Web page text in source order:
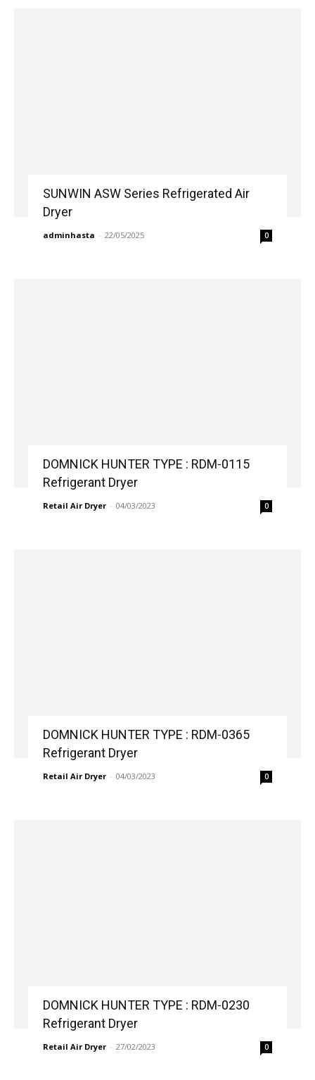
SUNWIN ASW Series Refrigerated Air
Dryer
adminhasta - 22/05/2025 0
DOMNICK HUNTER TYPE : RDM-0115
Refrigerant Dryer
Retail Air Dryer - 04/03/2023 0
DOMNICK HUNTER TYPE : RDM-0365
Refrigerant Dryer
Retail Air Dryer - 04/03/2023 0
DOMNICK HUNTER TYPE : RDM-0230
Refrigerant Dryer
Retail Air Dryer - 27/02/2023 0